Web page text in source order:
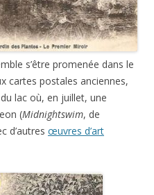
s’être promenée dans le
cartes postales anciennes,
lac où, en juillet, une
(Midnightswim, de
d’autres œuvres d’art